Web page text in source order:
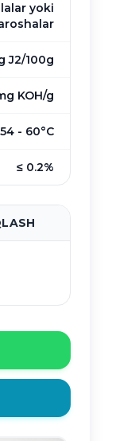
yoki
J2/100g
KOH/g
54 - 60°C
≤ 0.2%